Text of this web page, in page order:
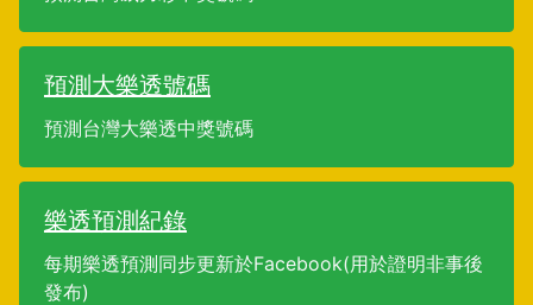
預測大樂透號碼
預測台灣大樂透中獎號碼
樂透預測紀錄
每期樂透預測同步更新於Facebook(用於證明非事後
發布)